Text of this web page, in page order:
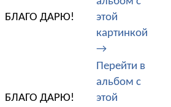
БЛАГО ДАРЮ!
этой
картинкой
→
БЛАГО ДАРЮ!
Перейти в
альбом с
этой